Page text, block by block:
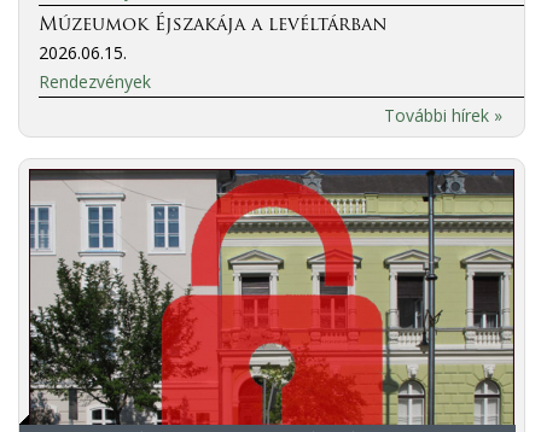
Múzeumok Éjszakája a levéltárban
2026.06.15.
Rendezvények
További hírek »